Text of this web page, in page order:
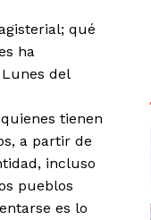
qué
ha
del
tienen
a partir de
incluso
pueblos
es lo